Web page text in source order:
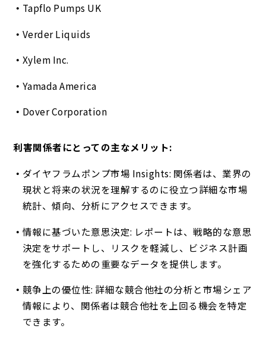
Tapflo Pumps UK
Verder Liquids
Xylem Inc.
Yamada America
Dover Corporation
利害関係者にとっての主なメリット:
ダイヤフラムポンプ市場 Insights: 関係者は、業界の
現状と将来の状況を理解するのに役立つ詳細な市場
統計、傾向、分析にアクセスできます。
情報に基づいた意思決定: レポートは、戦略的な意思
決定をサポートし、リスクを軽減し、ビジネス計画
を強化するための重要なデータを提供します。
競争上の優位性: 詳細な競合他社の分析と市場シェア
情報により、関係者は競合他社を上回る機会を特定
できます。